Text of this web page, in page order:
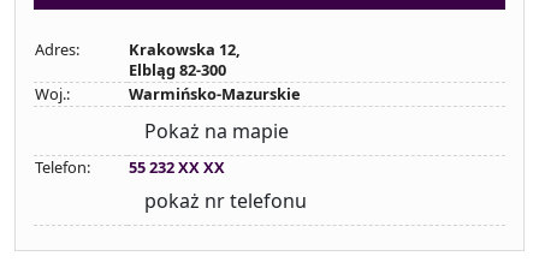
Adres:
Krakowska 12,
Elbląg 82-300
Woj.:
Warmińsko-Mazurskie
Pokaż na mapie
Telefon: 55 232 XX XX
pokaż nr telefonu